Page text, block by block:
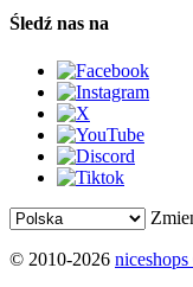
Śledź nas na
© 2010-2026